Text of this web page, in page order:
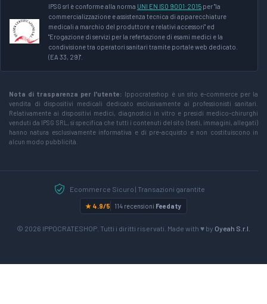
IPSG srl è conforme alla norma UNI EN ISO 9001:2015 per "la
commercializzazione e assistenza tecnica di apparecchiature
medicali a marchio del produttore e relativi accessori" ed
"Erogazione di servizi per la refertazione di esami medici e la
condivisione tra operatori sanitari tramite portale web dedicato.
(EA 33, 29)".
Nota di trasparenza per l'utente: Ippocrateshop è un sito e-commerce per la
vendita di dispositivi medicali dedicato esclusivamente ai professionisti sanitari.
Relativamente ai dispositivi medici, diagnostici in vitro e presidi medico-chirurghi
venduti da IPSG SRL, si specifica che tutti i contenuti del sito (testi, immagini, allegati)
hanno natura esclusivamente informativa e di pre-acquisto e non costituiscono in
alcun modo pubblicità.
Ecommerce Sicuro | Transazioni garantite
★ 4.9/5 114 recensioni Feedaty
© 2026 IPPOCRATESHOP. Tutti i diritti riservati. Made with ♥ by Oyeah S.r.l.